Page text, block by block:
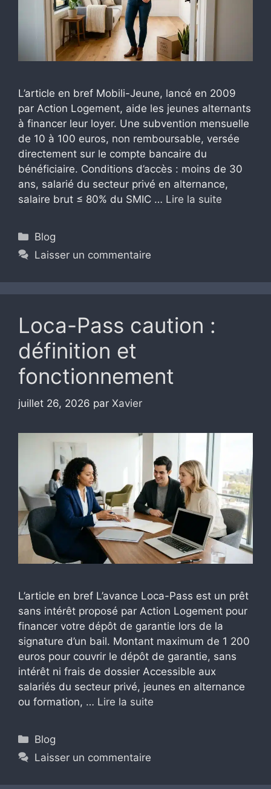
L’article en bref Mobili-Jeune, lancé en 2009
par Action Logement, aide les jeunes alternants
à financer leur loyer. Une subvention mensuelle
de 10 à 100 euros, non remboursable, versée
directement sur le compte bancaire du
bénéficiaire. Conditions d’accès : moins de 30
ans, salarié du secteur privé en alternance,
salaire brut ≤ 80% du SMIC … Lire la suite
Catégories
Blog
Laisser un commentaire
Loca-Pass caution :
définition et
fonctionnement
juillet 26, 2026 par Xavier
L’article en bref L’avance Loca-Pass est un prêt
sans intérêt proposé par Action Logement pour
financer votre dépôt de garantie lors de la
signature d’un bail. Montant maximum de 1 200
euros pour couvrir le dépôt de garantie, sans
intérêt ni frais de dossier Accessible aux
salariés du secteur privé, jeunes en alternance
ou formation, … Lire la suite
Catégories
Blog
Laisser un commentaire